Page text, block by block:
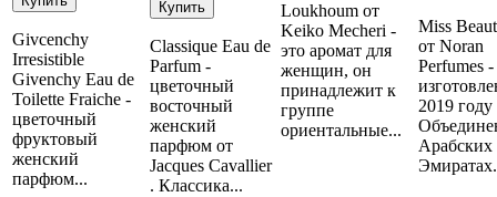
Givcenchy
Irresistible
Givenchy Eau de
Toilette Fraiche -
цветочный
фруктовый
женский
парфюм...
Classique Eau de
Parfum -
цветочный
восточный
женский
парфюм от
Jacques Cavallier
. Классика...
Loukhoum от
Keiko Mecheri -
это аромат для
женщин, он
принадлежит к
группе
ориентальные...
Miss
от Noran
Perfumes -
2019 году
Арабских